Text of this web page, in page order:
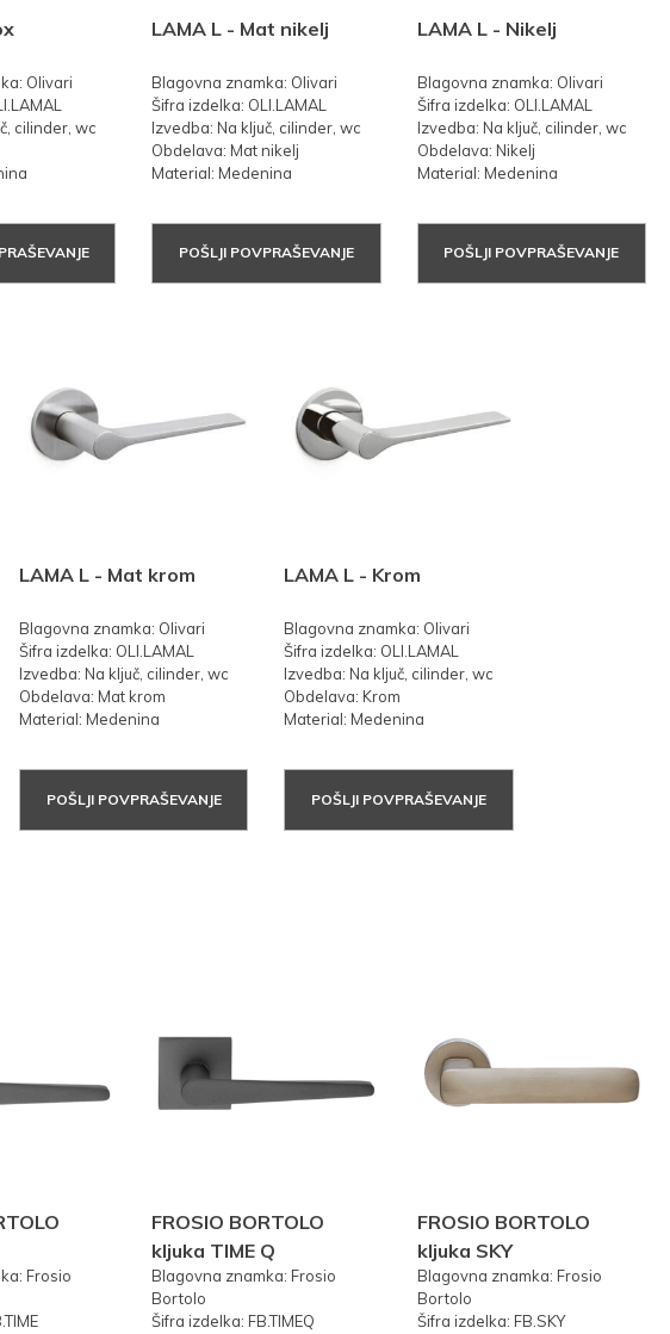
Olivari
cilinder, wc
LAMA L - Mat nikelj
Blagovna znamka: Olivari
Šifra izdelka: OLI.LAMAL
Izvedba: Na ključ, cilinder, wc
Obdelava: Mat nikelj
Material: Medenina
POŠLJI POVPRAŠEVANJE
LAMA L - Nikelj
Blagovna znamka: Olivari
Šifra izdelka: OLI.LAMAL
Izvedba: Na ključ, cilinder, wc
Obdelava: Nikelj
Material: Medenina
POŠLJI POVPRAŠEVANJE
LAMA L - Mat krom
Blagovna znamka: Olivari
Šifra izdelka: OLI.LAMAL
Izvedba: Na ključ, cilinder, wc
Obdelava: Mat krom
Material: Medenina
POŠLJI POVPRAŠEVANJE
LAMA L - Krom
Blagovna znamka: Olivari
Šifra izdelka: OLI.LAMAL
Izvedba: Na ključ, cilinder, wc
Obdelava: Krom
Material: Medenina
POŠLJI POVPRAŠEVANJE
Frosio
FROSIO BORTOLO
kljuka TIME Q
Blagovna znamka: Frosio
Bortolo
Šifra izdelka: FB.TIMEQ
FROSIO BORTOLO
kljuka SKY
Blagovna znamka: Frosio
Bortolo
Šifra izdelka: FB.SKY